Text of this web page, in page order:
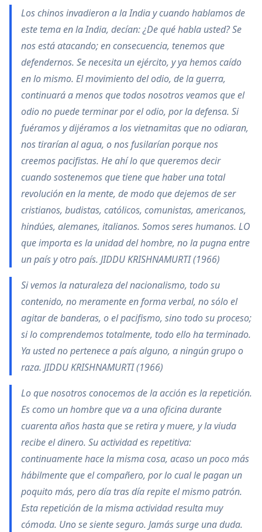
Los chinos invadieron a la India y cuando hablamos de
este tema en la India, decían: ¿De qué habla usted? Se
nos está atacando; en consecuencia, tenemos que
defendernos. Se necesita un ejército, y ya hemos caído
en lo mismo. El movimiento del odio, de la guerra,
continuará a menos que todos nosotros veamos que el
odio no puede terminar por el odio, por la defensa. Si
fuéramos y dijéramos a los vietnamitas que no odiaran,
nos tirarían al agua, o nos fusilarían porque nos
creemos pacifistas. He ahí lo que queremos decir
cuando sostenemos que tiene que haber una total
revolución en la mente, de modo que dejemos de ser
cristianos, budistas, católicos, comunistas, americanos,
hindúes, alemanes, italianos. Somos seres humanos. LO
que importa es la unidad del hombre, no la pugna entre
un país y otro país. JIDDU KRISHNAMURTI (1966)
Si vemos la naturaleza del nacionalismo, todo su
contenido, no meramente en forma verbal, no sólo el
agitar de banderas, o el pacifismo, sino todo su proceso;
si lo comprendemos totalmente, todo ello ha terminado.
Ya usted no pertenece a país alguno, a ningún grupo o
raza. JIDDU KRISHNAMURTI (1966)
Lo que nosotros conocemos de la acción es la repetición.
Es como un hombre que va a una oficina durante
cuarenta años hasta que se retira y muere, y la viuda
recibe el dinero. Su actividad es repetitiva:
continuamente hace la misma cosa, acaso un poco más
hábilmente que el compañero, por lo cual le pagan un
poquito más, pero día tras día repite el mismo patrón.
Esta repetición de la misma actividad resulta muy
cómoda. Uno se siente seguro. Jamás surge una duda.